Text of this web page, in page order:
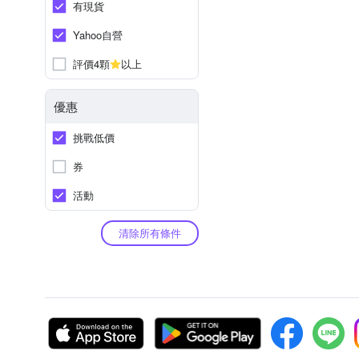
有現貨
Yahoo自營
評價4顆
以上
優惠
挑戰低價
券
活動
清除所有條件